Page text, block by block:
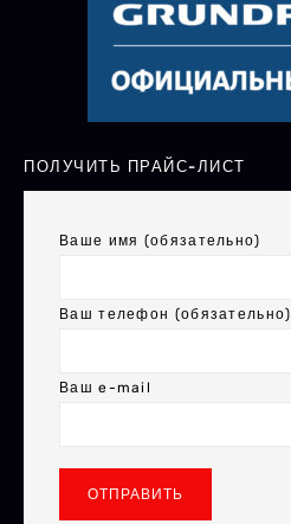
ПОЛУЧИТЬ ПРАЙС-ЛИСТ
Ваше имя (обязательно)
Ваш телефон (обязательно)
Ваш e-mail